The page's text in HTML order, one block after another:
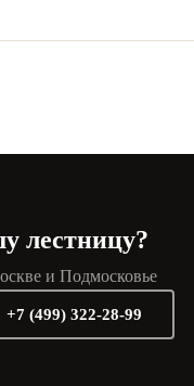
лестницу?
и Подмосковье
+7 (499) 322-28-99